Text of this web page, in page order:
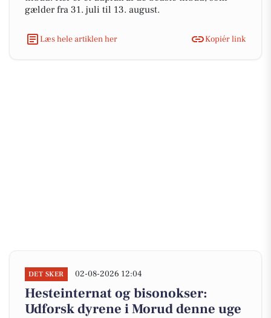
gælder fra 31. juli til 13. august.
Læs hele artiklen her Kopiér link
DET SKER 02-08-2026 12:04
Hesteinternat og bisonokser:
Udforsk dyrene i Morud denne uge